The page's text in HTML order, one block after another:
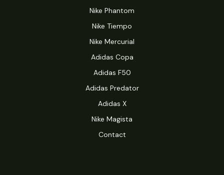
Nike Phantom
Nike Tiempo
Nike Mercurial
Adidas Copa
Adidas F50
Adidas Predator
Adidas X
Nike Magista
Contact